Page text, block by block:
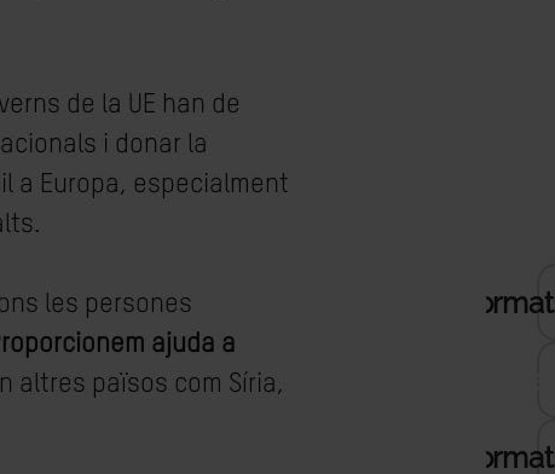
de la UE han de
i donar la
a Europa, especialment
les persones
ajuda a
altres països com Síria,